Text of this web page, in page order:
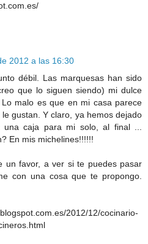
2012 a las 16:30
débil. Las marquesas han sido
que lo siguen siendo) mi dulce
malo es que en mi casa parece
gustan. Y claro, ya hemos dejado
una caja para mi solo, al final ...
En mis michelines!!!!!!
un favor, a ver si te puedes pasar
con una cosa que te propongo.
2012/12/cocinario-